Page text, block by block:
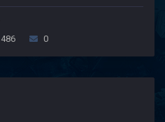
486 0